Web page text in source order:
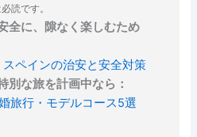
読です。
全に、隙なく楽しむため
ペインの治安と安全対策
別な旅を計画中なら：
旅行・モデルコース5選